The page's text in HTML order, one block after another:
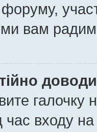
ми вам
галочку
час входу